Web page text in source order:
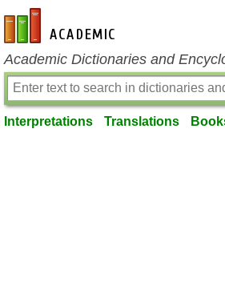
en-academic.com
Academic Dictionaries and
Interpretations Translations